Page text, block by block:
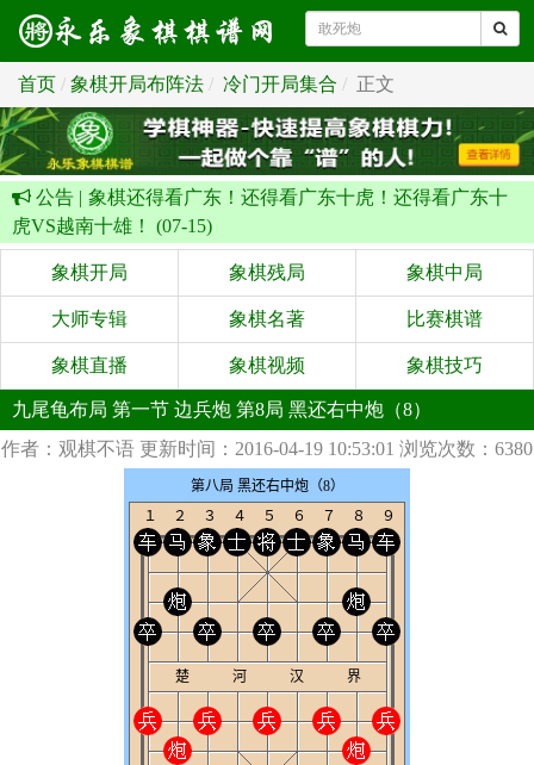
首页 象棋开局布阵法 冷门开局集合 正文
公告 | 象棋还得看广东！还得看广东十虎！还得看广东十
虎VS越南十雄！ (07-15)
象棋开局 象棋残局 象棋中局
大师专辑 象棋名著 比赛棋谱
象棋直播 象棋视频 象棋技巧
九尾龟布局 第一节 边兵炮 第8局 黑还右中炮（8）
作者：观棋不语 更新时间：2016-04-19 10:53:01 浏览次数：6380